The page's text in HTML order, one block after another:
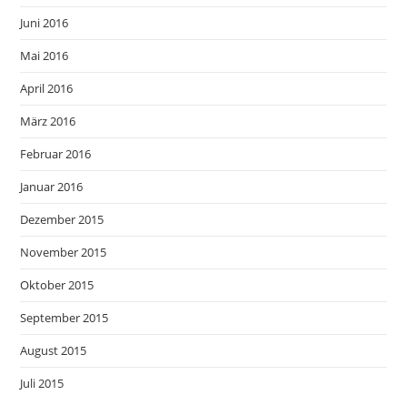
Juni 2016
Mai 2016
April 2016
März 2016
Februar 2016
Januar 2016
Dezember 2015
November 2015
Oktober 2015
September 2015
August 2015
Juli 2015